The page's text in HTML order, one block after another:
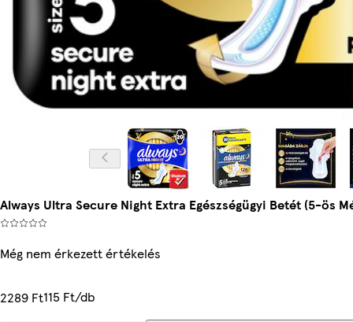
Always Ultra Secure Night Extra Egészségügyi Betét (5-ös
Még nem érkezett értékelés
2289 Ft115 Ft/db